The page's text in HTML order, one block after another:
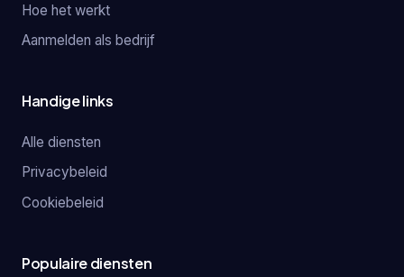
Hoe het werkt
Aanmelden als bedrijf
Handige links
Alle diensten
Privacybeleid
Cookiebeleid
Populaire diensten